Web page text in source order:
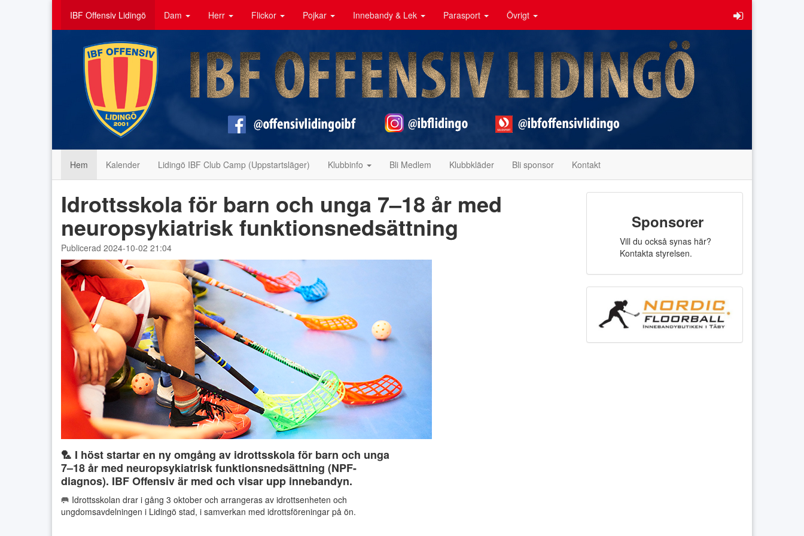
IBF Offensiv Lidingö Dam Herr Flickor Pojkar Innebandy & Lek Parasport Övrigt
Hem Kalender Lidingö IBF Club Camp (Uppstartsläger) Klubbinfo Bli Medlem Klubbkläder Bli sponsor Kontakt
Idrottsskola för barn och unga 7–18 år med
neuropsykiatrisk funktionsnedsättning
Publicerad 2024-10-02 21:04
🏸 I höst startar en ny omgång av idrottsskola för barn och unga
7–18 år med neuropsykiatrisk funktionsnedsättning (NPF-
diagnos). IBF Offensiv är med och visar upp innebandyn.
🥅 Idrottsskolan drar i gång 3 oktober och arrangeras av idrottsenheten och
ungdomsavdelningen i Lidingö stad, i samverkan med idrottsföreningar på ön.
Sponsorer
Vill du också synas här?
Kontakta styrelsen.